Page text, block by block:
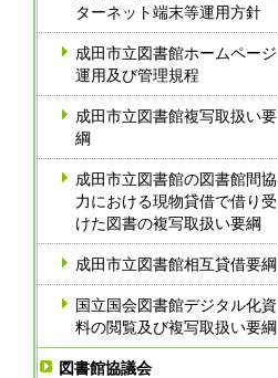
ターネット端末等運用方針
成田市立図書館ホームページ
運用及び管理規程
成田市立図書館複写取扱い要
綱
成田市立図書館の図書館間協
力における現物貸借で借り受
けた図書の複写取扱い要綱
成田市立図書館相互貸借要綱
国立国会図書館デジタル化資
料の閲覧及び複写取扱い要綱
図書館協議会